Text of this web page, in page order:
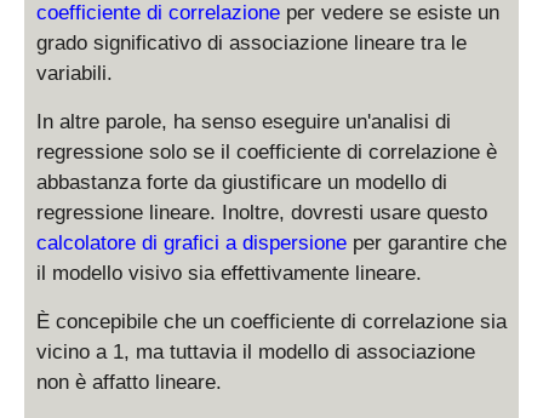
coefficiente di correlazione per vedere se esiste un
grado significativo di associazione lineare tra le
variabili.
In altre parole, ha senso eseguire un'analisi di
regressione solo se il coefficiente di correlazione è
abbastanza forte da giustificare un modello di
regressione lineare. Inoltre, dovresti usare questo
calcolatore di grafici a dispersione per garantire che
il modello visivo sia effettivamente lineare.
È concepibile che un coefficiente di correlazione sia
vicino a 1, ma tuttavia il modello di associazione
non è affatto lineare.